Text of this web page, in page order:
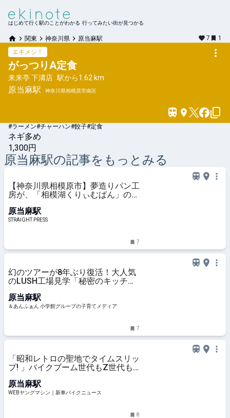
はじめて行く駅のことがわかる 行ってみたい街が見つかる
関東 神奈川県 原当麻駅 7
1
エキメシ！
がっつりA定食
来来亭 下溝店 駅から1.62 km
原当麻駅 神奈川県相模原市南区
#ラーメン#チャーハン#餃子#定食
ネギ多め
1,300円
原当麻駅の記事をもっとみる
【神奈川県相模原市】夢造りパン工
房が、「相模湖くりぃむぱん」のカ
原当麻駅
STRAIGHT PRESS
7
幻のツアーが8年ぶり復活！大人気
のLUSH工場見学「秘密のキッチ
原当麻駅
＆あんふぁん 小学館グループの子育てメディア
7
「昭和レトロの聖地でタイムスリッ
プ! 」バイクブーム世代もZ世代も
【つくろう夏の思い出】
原当麻駅
WEBヤングマシン｜新車バイクニュース
8